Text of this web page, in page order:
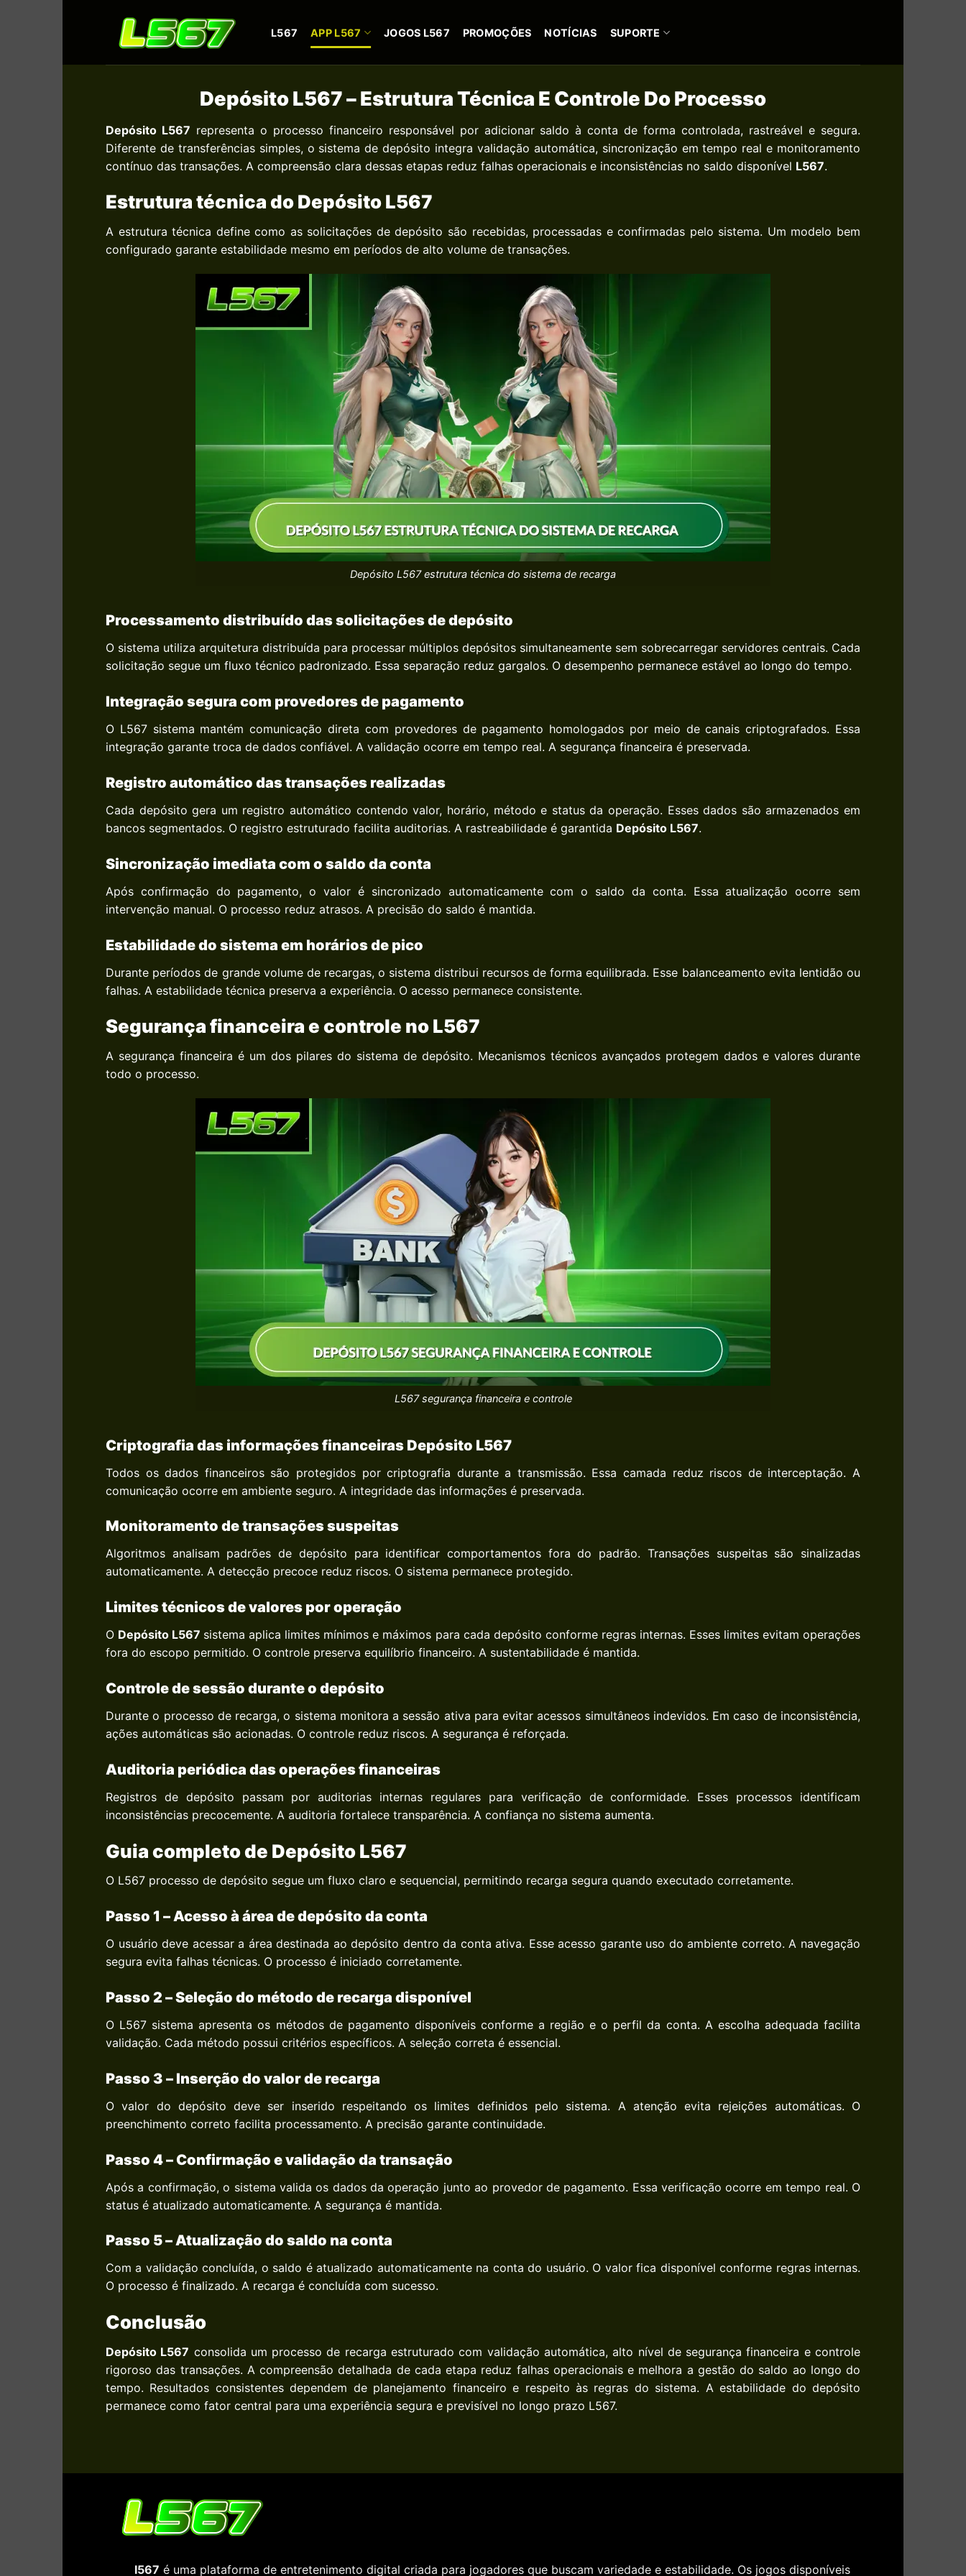
L567 APP L567 JOGOS L567 PROMOÇÕES NOTÍCIAS SUPORTE
Depósito L567 – Estrutura Técnica E Controle Do Processo
Depósito L567 representa o processo financeiro responsável por adicionar saldo à conta de forma controlada, rastreável e segura.
Diferente de transferências simples, o sistema de depósito integra validação automática, sincronização em tempo real e monitoramento
contínuo das transações. A compreensão clara dessas etapas reduz falhas operacionais e inconsistências no saldo disponível L567.
Estrutura técnica do Depósito L567
A estrutura técnica define como as solicitações de depósito são recebidas, processadas e confirmadas pelo sistema. Um modelo bem
configurado garante estabilidade mesmo em períodos de alto volume de transações.
Depósito L567 estrutura técnica do sistema de recarga
Processamento distribuído das solicitações de depósito
O sistema utiliza arquitetura distribuída para processar múltiplos depósitos simultaneamente sem sobrecarregar servidores centrais. Cada
solicitação segue um fluxo técnico padronizado. Essa separação reduz gargalos. O desempenho permanece estável ao longo do tempo.
Integração segura com provedores de pagamento
O L567 sistema mantém comunicação direta com provedores de pagamento homologados por meio de canais criptografados. Essa
integração garante troca de dados confiável. A validação ocorre em tempo real. A segurança financeira é preservada.
Registro automático das transações realizadas
Cada depósito gera um registro automático contendo valor, horário, método e status da operação. Esses dados são armazenados em
bancos segmentados. O registro estruturado facilita auditorias. A rastreabilidade é garantida Depósito L567.
Sincronização imediata com o saldo da conta
Após confirmação do pagamento, o valor é sincronizado automaticamente com o saldo da conta. Essa atualização ocorre sem
intervenção manual. O processo reduz atrasos. A precisão do saldo é mantida.
Estabilidade do sistema em horários de pico
Durante períodos de grande volume de recargas, o sistema distribui recursos de forma equilibrada. Esse balanceamento evita lentidão ou
falhas. A estabilidade técnica preserva a experiência. O acesso permanece consistente.
Segurança financeira e controle no L567
A segurança financeira é um dos pilares do sistema de depósito. Mecanismos técnicos avançados protegem dados e valores durante
todo o processo.
L567 segurança financeira e controle
Criptografia das informações financeiras Depósito L567
Todos os dados financeiros são protegidos por criptografia durante a transmissão. Essa camada reduz riscos de interceptação. A
comunicação ocorre em ambiente seguro. A integridade das informações é preservada.
Monitoramento de transações suspeitas
Algoritmos analisam padrões de depósito para identificar comportamentos fora do padrão. Transações suspeitas são sinalizadas
automaticamente. A detecção precoce reduz riscos. O sistema permanece protegido.
Limites técnicos de valores por operação
O Depósito L567 sistema aplica limites mínimos e máximos para cada depósito conforme regras internas. Esses limites evitam operações
fora do escopo permitido. O controle preserva equilíbrio financeiro. A sustentabilidade é mantida.
Controle de sessão durante o depósito
Durante o processo de recarga, o sistema monitora a sessão ativa para evitar acessos simultâneos indevidos. Em caso de inconsistência,
ações automáticas são acionadas. O controle reduz riscos. A segurança é reforçada.
Auditoria periódica das operações financeiras
Registros de depósito passam por auditorias internas regulares para verificação de conformidade. Esses processos identificam
inconsistências precocemente. A auditoria fortalece transparência. A confiança no sistema aumenta.
Guia completo de Depósito L567
O L567 processo de depósito segue um fluxo claro e sequencial, permitindo recarga segura quando executado corretamente.
Passo 1 – Acesso à área de depósito da conta
O usuário deve acessar a área destinada ao depósito dentro da conta ativa. Esse acesso garante uso do ambiente correto. A navegação
segura evita falhas técnicas. O processo é iniciado corretamente.
Passo 2 – Seleção do método de recarga disponível
O L567 sistema apresenta os métodos de pagamento disponíveis conforme a região e o perfil da conta. A escolha adequada facilita
validação. Cada método possui critérios específicos. A seleção correta é essencial.
Passo 3 – Inserção do valor de recarga
O valor do depósito deve ser inserido respeitando os limites definidos pelo sistema. A atenção evita rejeições automáticas. O
preenchimento correto facilita processamento. A precisão garante continuidade.
Passo 4 – Confirmação e validação da transação
Após a confirmação, o sistema valida os dados da operação junto ao provedor de pagamento. Essa verificação ocorre em tempo real. O
status é atualizado automaticamente. A segurança é mantida.
Passo 5 – Atualização do saldo na conta
Com a validação concluída, o saldo é atualizado automaticamente na conta do usuário. O valor fica disponível conforme regras internas.
O processo é finalizado. A recarga é concluída com sucesso.
Conclusão
Depósito L567 consolida um processo de recarga estruturado com validação automática, alto nível de segurança financeira e controle
rigoroso das transações. A compreensão detalhada de cada etapa reduz falhas operacionais e melhora a gestão do saldo ao longo do
tempo. Resultados consistentes dependem de planejamento financeiro e respeito às regras do sistema. A estabilidade do depósito
permanece como fator central para uma experiência segura e previsível no longo prazo L567.
I567 é uma plataforma de entretenimento digital criada para jogadores que buscam variedade e estabilidade. Os jogos disponíveis